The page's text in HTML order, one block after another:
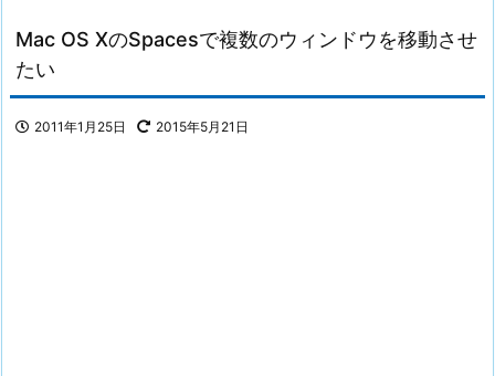
Mac OS XのSpacesで複数のウィンドウを移動させ
たい
2011年1月25日 2015年5月21日